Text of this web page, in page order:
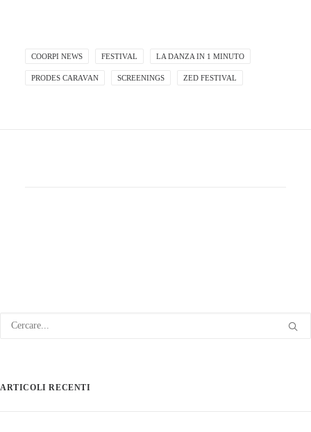
COORPI NEWS FESTIVAL LA DANZA IN 1 MINUTO
PRODES CARAVAN SCREENINGS ZED FESTIVAL
ARTICOLI RECENTI